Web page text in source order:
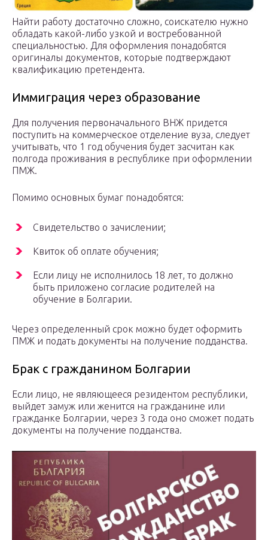
Найти работу достаточно сложно, соискателю нужно
обладать какой-либо узкой и востребованной
специальностью. Для оформления понадобятся
оригиналы документов, которые подтверждают
квалификацию претендента.
Иммиграция через образование
Для получения первоначального ВНЖ придется
поступить на коммерческое отделение вуза, следует
учитывать, что 1 год обучения будет засчитан как
полгода проживания в республике при оформлении
ПМЖ.
Помимо основных бумаг понадобятся:
Свидетельство о зачислении;
Квиток об оплате обучения;
Если лицу не исполнилось 18 лет, то должно
быть приложено согласие родителей на
обучение в Болгарии.
Через определенный срок можно будет оформить
ПМЖ и подать документы на получение подданства.
Брак с гражданином Болгарии
Если лицо, не являющееся резидентом республики,
выйдет замуж или женится на гражданине или
гражданке Болгарии, через 3 года оно сможет подать
документы на получение подданства.